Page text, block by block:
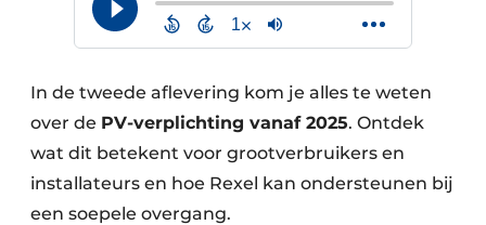
In de tweede aflevering kom je alles te weten
over de PV-verplichting vanaf 2025. Ontdek
wat dit betekent voor grootverbruikers en
installateurs en hoe Rexel kan ondersteunen bij
een soepele overgang.